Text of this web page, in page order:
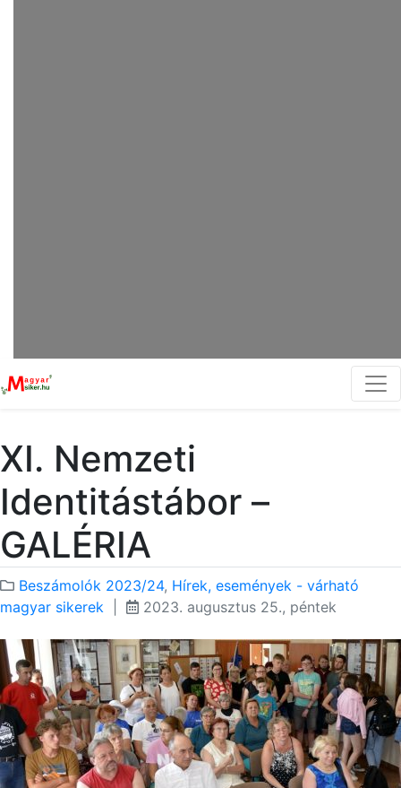
XI. Nemzeti
Identitástábor –
GALÉRIA
Beszámolók 2023/24, Hírek, események - várható
magyar sikerek
2023. augusztus 25., péntek